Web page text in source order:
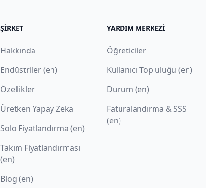
ŞIRKET
Hakkında
Endüstriler (en)
Özellikler
Üretken Yapay Zeka
Solo Fiyatlandırma (en)
Takım Fiyatlandırması
(en)
Blog (en)
YARDIM MERKEZI
Öğreticiler
Kullanıcı Topluluğu (en)
Durum (en)
Faturalandırma & SSS
(en)